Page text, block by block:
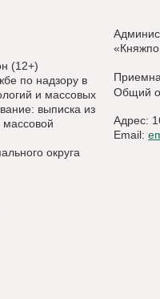
(12+)
по надзору в
и массовых
выписка из
массовой
округа
Общий
Адрес:
Email: